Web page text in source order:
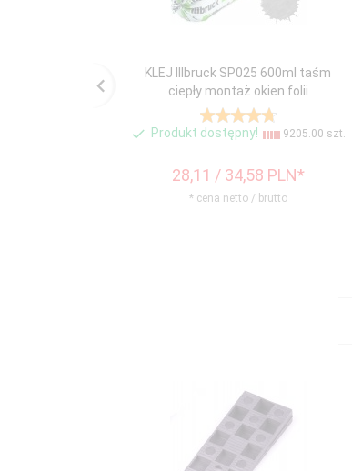
KLEJ Illbruck SP025 600ml taśm
ciepły montaż okien folii
Produkt dostępny! 9205.00 szt.
28,11 / 34,58 PLN*
* cena netto / brutto